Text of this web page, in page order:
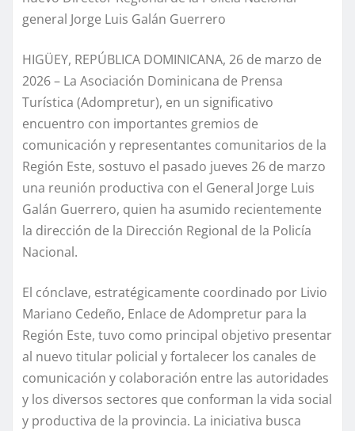
general Jorge Luis Galán Guerrero
HIGÜEY, REPÚBLICA DOMINICANA, 26 de marzo de
2026 – La Asociación Dominicana de Prensa
Turística (Adompretur), en un significativo
encuentro con importantes gremios de
comunicación y representantes comunitarios de la
Región Este, sostuvo el pasado jueves 26 de marzo
una reunión productiva con el General Jorge Luis
Galán Guerrero, quien ha asumido recientemente
la dirección de la Dirección Regional de la Policía
Nacional.
El cónclave, estratégicamente coordinado por Livio
Mariano Cedeño, Enlace de Adompretur para la
Región Este, tuvo como principal objetivo presentar
al nuevo titular policial y fortalecer los canales de
comunicación y colaboración entre las autoridades
y los diversos sectores que conforman la vida social
y productiva de la provincia. La iniciativa busca